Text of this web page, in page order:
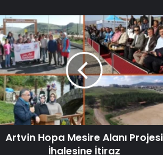
Artvin Hopa Mesire Alanı Projesi
İhalesine İtiraz